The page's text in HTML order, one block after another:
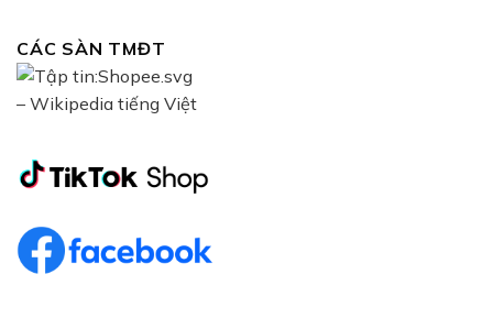
CÁC SÀN TMĐT